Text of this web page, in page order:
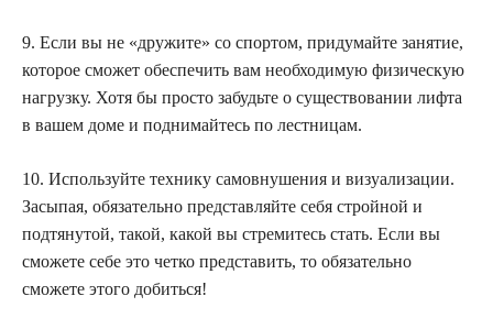
9. Если вы не «дружите» со спортом, придумайте занятие,
которое сможет обеспечить вам необходимую физическую
нагрузку. Хотя бы просто забудьте о существовании лифта
в вашем доме и поднимайтесь по лестницам.
10. Используйте технику самовнушения и визуализации.
Засыпая, обязательно представляйте себя стройной и
подтянутой, такой, какой вы стремитесь стать. Если вы
сможете себе это четко представить, то обязательно
сможете этого добиться!